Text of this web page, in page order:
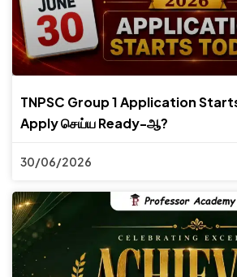
TNPSC Group 1 Application
Apply செய்ய Ready-ஆ?
30/06/2026